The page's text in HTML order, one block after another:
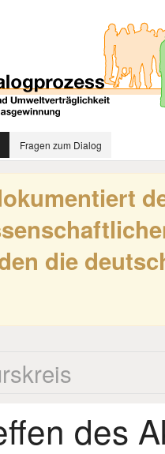
Fragen zum Dialog
die
des